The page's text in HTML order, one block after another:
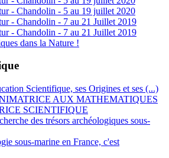
- Chandolin - 5 au 19 juillet 2020
- Chandolin - 7 au 21 Juillet 2019
- Chandolin - 7 au 21 Juillet 2019
dans la Nature !
Scientifique, ses Origines et ses (...)
AUX MATHEMATIQUES
SCIENTIFIQUE
des trésors archéologiques sous-
sous-marine en France, c'est